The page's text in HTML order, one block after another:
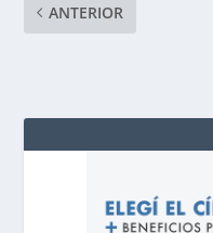
ANTERIOR